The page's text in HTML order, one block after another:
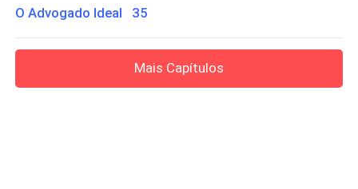
O Advogado Ideal 35
Mais Capítulos